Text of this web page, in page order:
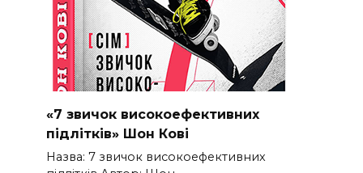
«7 звичок високоефективних
підлітків» Шон Кові
Назва: 7 звичок високоефективних